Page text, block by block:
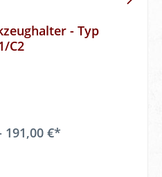
- Typ
C2
191,00 €*